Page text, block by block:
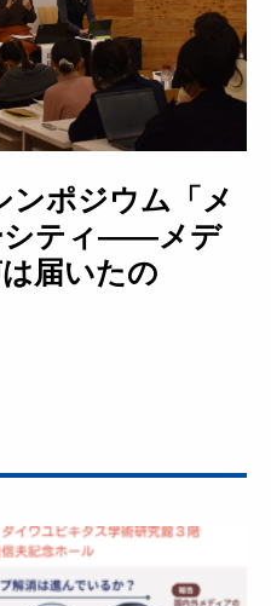
ポジウム「メ
シティ――メデ
届いたの